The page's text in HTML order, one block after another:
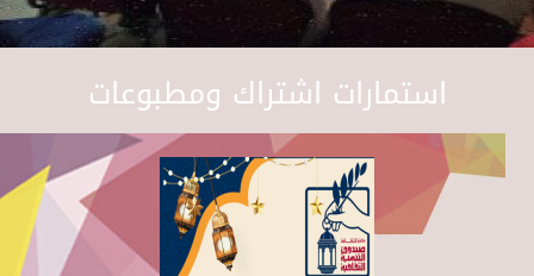
استمارات اشتراك ومطبوعات